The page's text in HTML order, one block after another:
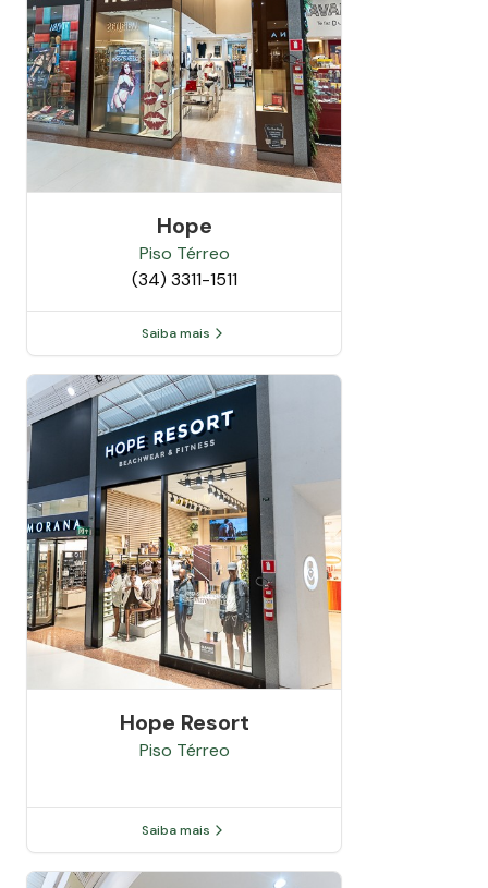
Hope
Piso Térreo
(34) 3311-1511
Saiba mais
Hope Resort
Piso Térreo
Saiba mais